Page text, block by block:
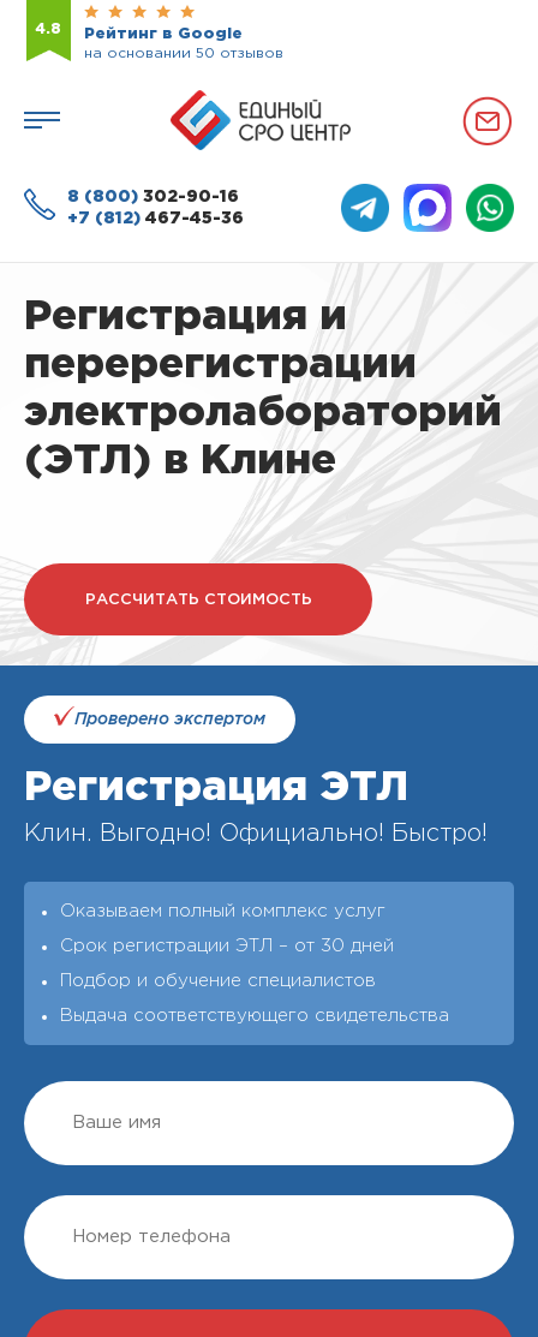
4.8
Рейтинг в Google
на основании 50 отзывов
8 (800) 302-90-16
+7 (812) 467-45-36
Регистрация и
перерегистрации
электролабораторий
(ЭТЛ) в Клине
РАССЧИТАТЬ СТОИМОСТЬ
Проверено экспертом
Регистрация ЭТЛ
Клин. Выгодно! Официально! Быстро!
Оказываем полный комплекс услуг
Срок регистрации ЭТЛ – от 30 дней
Подбор и обучение специалистов
Выдача соответствующего свидетельства